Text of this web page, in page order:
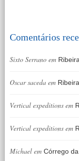
Comentários
Sixto Serrano em
Oscar saceda em
Vertical expeditions em
Vertical expeditions em
Michael em Córrego